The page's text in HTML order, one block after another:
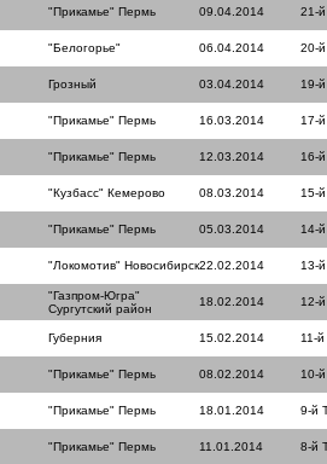
"Прикамье" Пермь 09.04.2014 21-й
"Белогорье" 06.04.2014 20-й
Грозный 03.04.2014 19-
"Прикамье" Пермь 16.03.2014 17-
"Прикамье" Пермь 12.03.2014 16-
"Кузбасс" Кемерово 08.03.2014 15-
"Прикамье" Пермь 05.03.2014 14-
"Локомотив" Новосибирск22.02.2014 13-
"Газпром-Югра"
Сургутский район
18.02.2014 12-
Губерния 15.02.2014 11-й
"Прикамье" Пермь 08.02.2014 10-
"Прикамье" Пермь 18.01.2014 9-й
"Прикамье" Пермь 11.01.2014 8-й